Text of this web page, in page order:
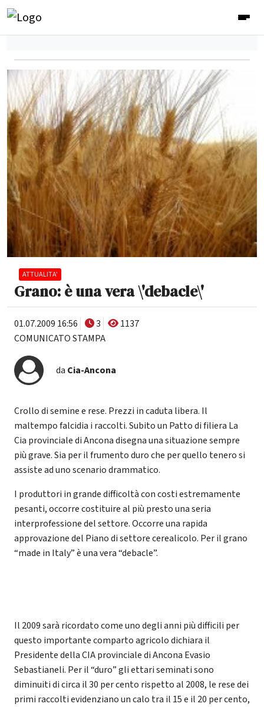
ATTUALITA'
Grano: è una vera \'debacle\'
01.07.2009 16:56 3
1137
COMUNICATO STAMPA
da Cia-Ancona
Crollo di semine e rese. Prezzi in caduta libera. Il
maltempo falcidia i raccolti. Subito un Patto di filiera La
Cia provinciale di Ancona disegna una situazione sempre
più grave. Sia per il frumento duro che per quello tenero si
assiste ad uno scenario drammatico.
I produttori in grande difficoltà con costi estremamente
pesanti, occorre costituire al più presto una seria
interprofessione del settore. Occorre una rapida
approvazione del Piano di settore cerealicolo. Per il grano
“made in Italy” è una vera “debacle”.
Il 2009 sarà ricordato come uno degli anni più difficili per
questo importante comparto agricolo dichiara il
Presidente della CIA provinciale di Ancona Evasio
Sebastianeli. Per il “duro” gli ettari seminati sono
diminuiti di circa il 30 per cento rispetto al 2008, le rese dei
primi raccolti evidenziano un calo tra il 15 e il 20 per cento,